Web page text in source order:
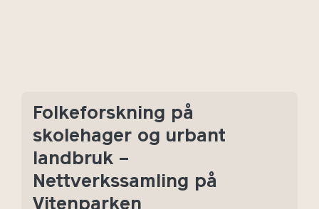
Folkeforskning på
skolehager og urbant
landbruk –
Nettverkssamling på
Vitenparken